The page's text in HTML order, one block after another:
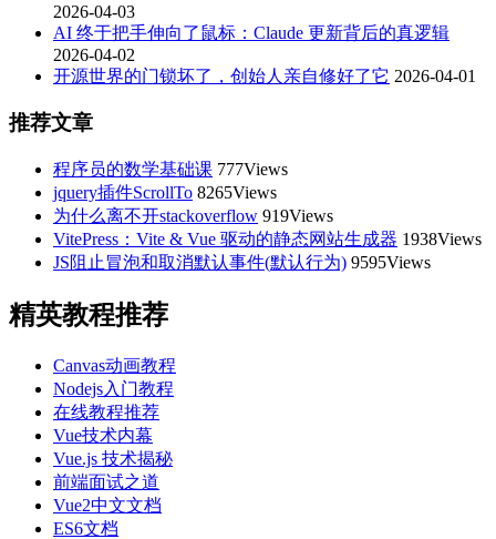
2026-04-03
AI 终于把手伸向了鼠标：Claude 更新背后的真逻辑
2026-04-02
开源世界的门锁坏了，创始人亲自修好了它 2026-04-01
推荐文章
程序员的数学基础课 777Views
jquery插件ScrollTo 8265Views
为什么离不开stackoverflow 919Views
VitePress：Vite & Vue 驱动的静态网站生成器 1938Views
JS阻止冒泡和取消默认事件(默认行为) 9595Views
精英教程推荐
Canvas动画教程
Nodejs入门教程
在线教程推荐
Vue技术内幕
Vue.js 技术揭秘
前端面试之道
Vue2中文文档
ES6文档